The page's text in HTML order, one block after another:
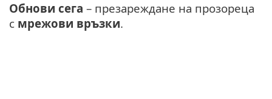
Обнови сега – презареждане на прозореца
с мрежови връзки.